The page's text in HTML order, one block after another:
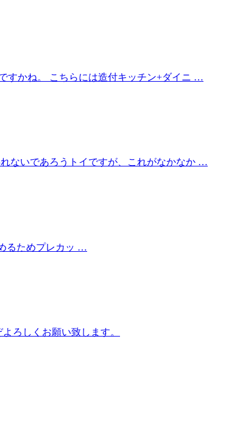
すかね。 こちらには造付キッチン+ダイニ …
ないであろうトイですが、これがなかなか …
るためプレカッ …
ろしくお願い致します。